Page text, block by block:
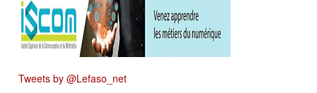
Tweets by @Lefaso_net